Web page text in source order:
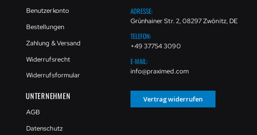
Benutzerkonto
Bestellungen
Zahlung & Versand
Widerrufsrecht
Widerrufsformular
UNTERNEHMEN
AGB
Datenschutz
ADRESSE:
Grünhainer Str. 2, 08297 Zwönitz, DE
TELEFON:
+49 37754 3090
E-MAIL:
info@praximed.com
Vertrag widerrufen